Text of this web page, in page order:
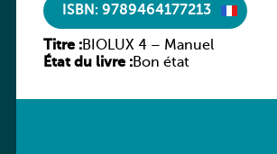
ISBN: 9789464177213
Titre :BIOLUX 4 – Manuel
État du livre :Bon état